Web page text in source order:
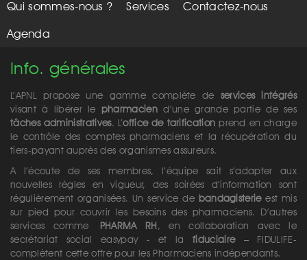
Qui sommes-nous ?
Services
Contactez-nous
Agenda
Info. générales
L’APNL propose une gamme complète de services intégrés
visant à libérer le pharmacien d’une grande partie de ses
tâches administratives. L’office de tarification prend en charge
le contrôle des comptes pharmaciens et la récupération du
tiers-payant auprès des organismes assureurs.
A l’écoute de ses membres, l’équipe sait s’adapter aux
nouvelles règles en vigueur, des soirées d’information sont
régulièrement organisées. Un service de bandagisterieest mis
sur pied pour couvrir les besoins des pharmaciens. D’autres
services comme PHARMA RH, en collaboration avec le
secrétariat social easypay - et lafiduciaire– FIDULIFE-
complètent cette offre pour les Pharmaciens indépendants.